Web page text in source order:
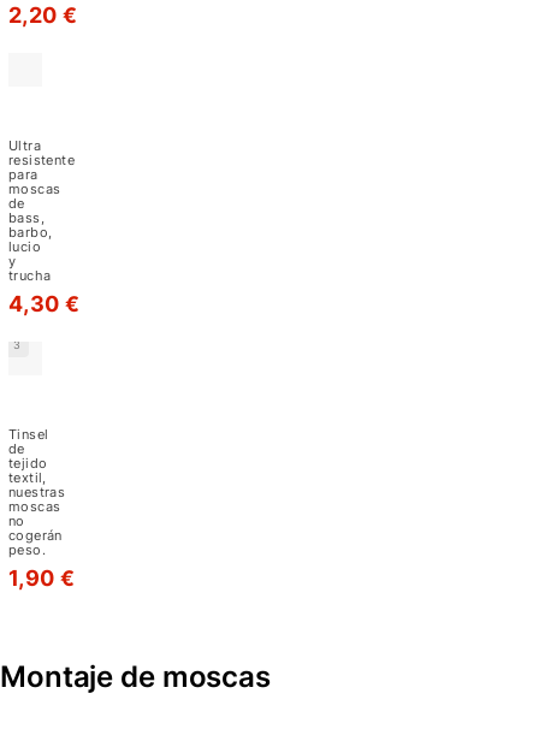
moscas.
hilos
de
montaje
Benecchi
´s
de
colores
variados,
para
el
montaje
de
moscas
diferentes
2,20 €
ultrastrong
Ultra
resistente
para
moscas
de
bass,
barbo,
lucio
y
trucha
4,30 €
3
Cordel
Benecchi's
Tinsel
de
tejido
textil,
nuestras
moscas
no
cogerán
peso.
1,90 €
Montaje de moscas